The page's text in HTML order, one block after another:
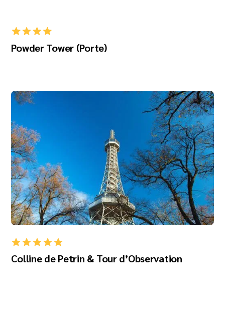
Powder Tower (Porte)
Colline de Petrin & Tour d’Observation